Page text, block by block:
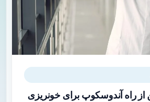
از راه آندوسکوپ برای خونریزی